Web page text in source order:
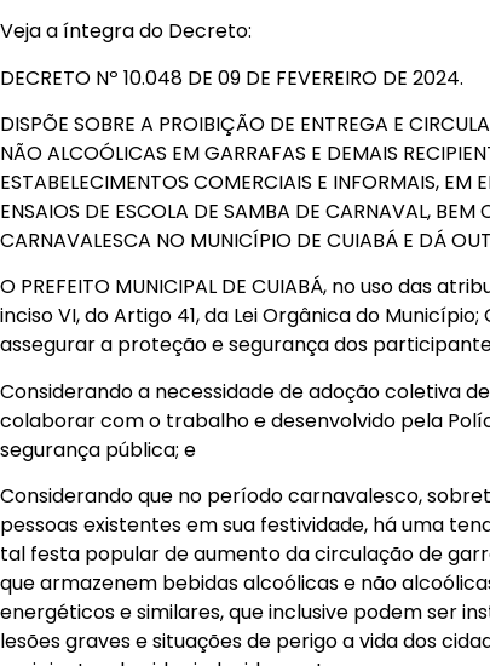
Veja a íntegra do Decreto:
DECRETO Nº 10.048 DE 09 DE FEVEREIRO DE 2024.
DISPÕE SOBRE A PROIBIÇÃO DE ENTREGA E
NÃO ALCOÓLICAS EM GARRAFAS E DEMAIS
ESTABELECIMENTOS COMERCIAIS E INFORMAIS, EM
ENSAIOS DE ESCOLA DE SAMBA DE CARNAVAL,
CARNAVALESCA NO MUNICÍPIO DE CUIABÁ E DÁ
O PREFEITO MUNICIPAL DE CUIABÁ, no uso das
inciso VI, do Artigo 41, da Lei Orgânica do
assegurar a proteção e segurança dos
Considerando a necessidade de adoção coletiva
colaborar com o trabalho e desenvolvido pela
segurança pública; e
Considerando que no período carnavalesco,
pessoas existentes em sua festividade, há uma
tal festa popular de aumento da circulação de
que armazenem bebidas alcoólicas e não
energéticos e similares, que inclusive podem ser
lesões graves e situações de perigo a vida dos